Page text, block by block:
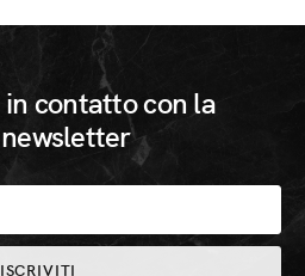
in contatto con la
ISCRIVITI